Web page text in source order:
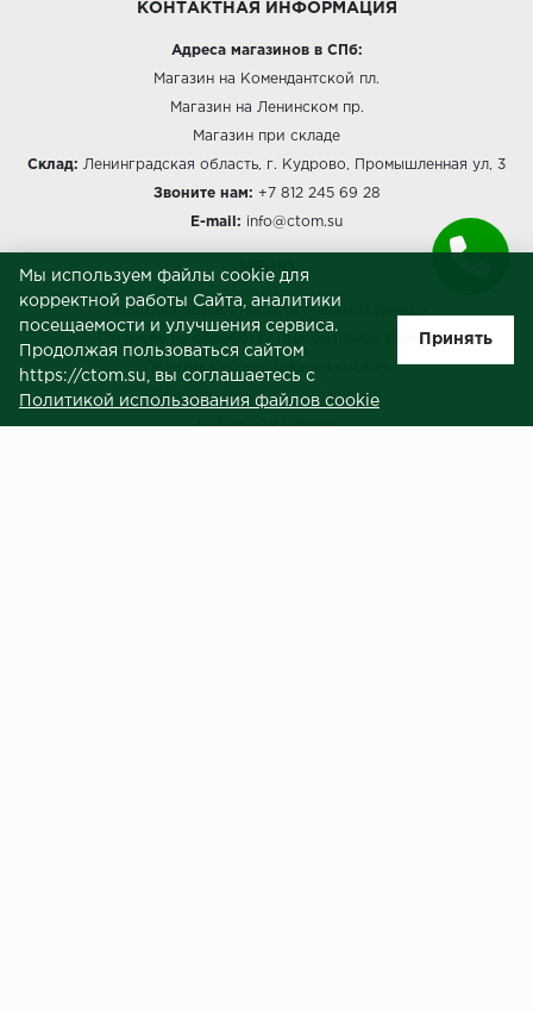
КОНТАКТНАЯ ИНФОРМАЦИЯ
Адреса магазинов в СПб:
Магазин на Комендантской пл.
Магазин на Ленинском пр.
Магазин при складе
Склад: Ленинградская область, г. Кудрово, Промышленная ул, 3
Звоните нам: +7 812 245 69 28
E-mail: info@ctom.su
МЕНЮ
Политика обработки персональных данных
Согласие на обработку персональных данных
Пользовательское соглашение
Публичная оферта
Мы используем файлы cookie для
корректной работы Сайта, аналитики
посещаемости и улучшения сервиса.
Продолжая пользоваться сайтом
https://ctom.su, вы соглашаетесь с
Политикой использования файлов cookie
Принять